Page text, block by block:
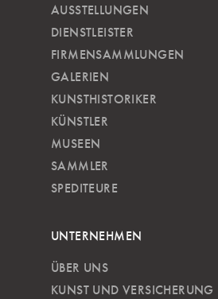
AUSSTELLUNGEN
DIENSTLEISTER
FIRMENSAMMLUNGEN
GALERIEN
KUNSTHISTORIKER
KÜNSTLER
MUSEEN
SAMMLER
SPEDITEURE
UNTERNEHMEN
ÜBER UNS
KUNST UND VERSICHERUNG